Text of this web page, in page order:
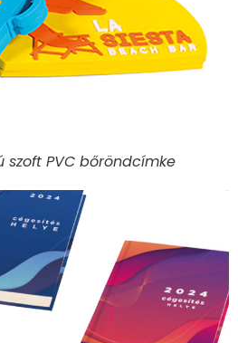
szoft PVC bőröndcímke